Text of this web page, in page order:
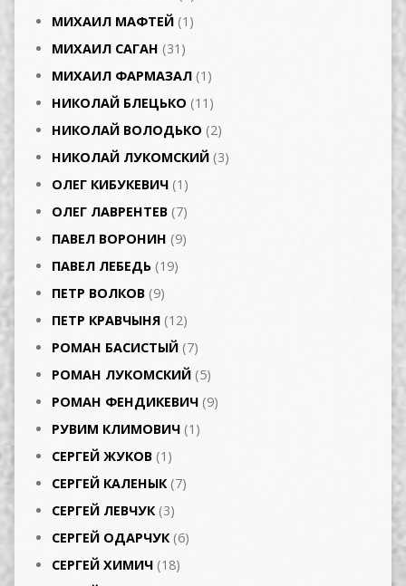
МИХАИЛ МАФТЕЙ (1)
МИХАИЛ САГАН (31)
МИХАИЛ ФАРМАЗАЛ (1)
НИКОЛАЙ БЛЕЦЬКО (11)
НИКОЛАЙ ВОЛОДЬКО (2)
НИКОЛАЙ ЛУКОМСКИЙ (3)
ОЛЕГ КИБУКЕВИЧ (1)
ОЛЕГ ЛАВРЕНТЕВ (7)
ПАВЕЛ ВОРОНИН (9)
ПАВЕЛ ЛЕБЕДЬ (19)
ПЕТР ВОЛКОВ (9)
ПЕТР КРАВЧЫНЯ (12)
РОМАН БАСИСТЫЙ (7)
РОМАН ЛУКОМСКИЙ (5)
РОМАН ФЕНДИКЕВИЧ (9)
РУВИМ КЛИМОВИЧ (1)
СЕРГЕЙ ЖУКОВ (1)
СЕРГЕЙ КАЛЕНЫК(7)
СЕРГЕЙ ЛЕВЧУК(3)
СЕРГЕЙ ОДАРЧУК(6)
СЕРГЕЙ ХИМИЧ (18)